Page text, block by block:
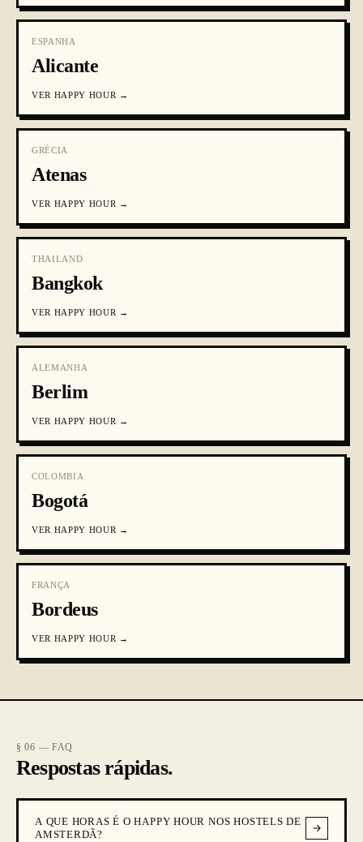
ESPANHA
Alicante
VER HAPPY HOUR →
GRÉCIA
Atenas
VER HAPPY HOUR →
THAILAND
Bangkok
VER HAPPY HOUR →
ALEMANHA
Berlim
VER HAPPY HOUR →
COLOMBIA
Bogotá
VER HAPPY HOUR →
FRANÇA
Bordeus
VER HAPPY HOUR →
§ 06 — FAQ
Respostas rápidas.
A QUE HORAS É O HAPPY HOUR NOS HOSTELS DE
AMSTERDÃ?